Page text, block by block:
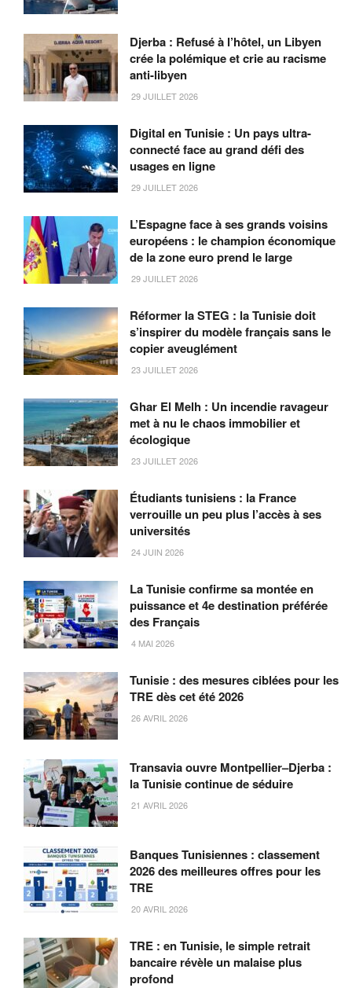
Djerba : Refusé à l’hôtel, un Libyen
crée la polémique et crie au racisme
anti-libyen
29 JUILLET 2026
Digital en Tunisie : Un pays ultra-
connecté face au grand défi des
usages en ligne
29 JUILLET 2026
L’Espagne face à ses grands voisins
européens : le champion économique
de la zone euro prend le large
29 JUILLET 2026
Réformer la STEG : la Tunisie doit
s’inspirer du modèle français sans le
copier aveuglément
23 JUILLET 2026
Ghar El Melh : Un incendie ravageur
met à nu le chaos immobilier et
écologique
23 JUILLET 2026
Étudiants tunisiens : la France
verrouille un peu plus l’accès à ses
universités
24 JUIN 2026
La Tunisie confirme sa montée en
puissance et 4e destination préférée
des Français
4 MAI 2026
Tunisie : des mesures ciblées pour les
TRE dès cet été 2026
26 AVRIL 2026
Transavia ouvre Montpellier–Djerba :
la Tunisie continue de séduire
21 AVRIL 2026
Banques Tunisiennes : classement
2026 des meilleures offres pour les
TRE
20 AVRIL 2026
TRE : en Tunisie, le simple retrait
bancaire révèle un malaise plus
profond